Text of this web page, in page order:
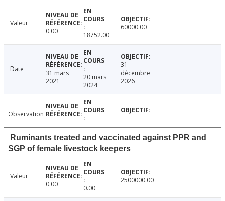
Valeur
0.00
18752.00
60000.00
Date
31 mars
2021
20 mars
2024
31
décembre
2026
Observation
Ruminants treated and vaccinated against PPR and
SGP of female livestock keepers
Valeur
0.00
0.00
2500000.00